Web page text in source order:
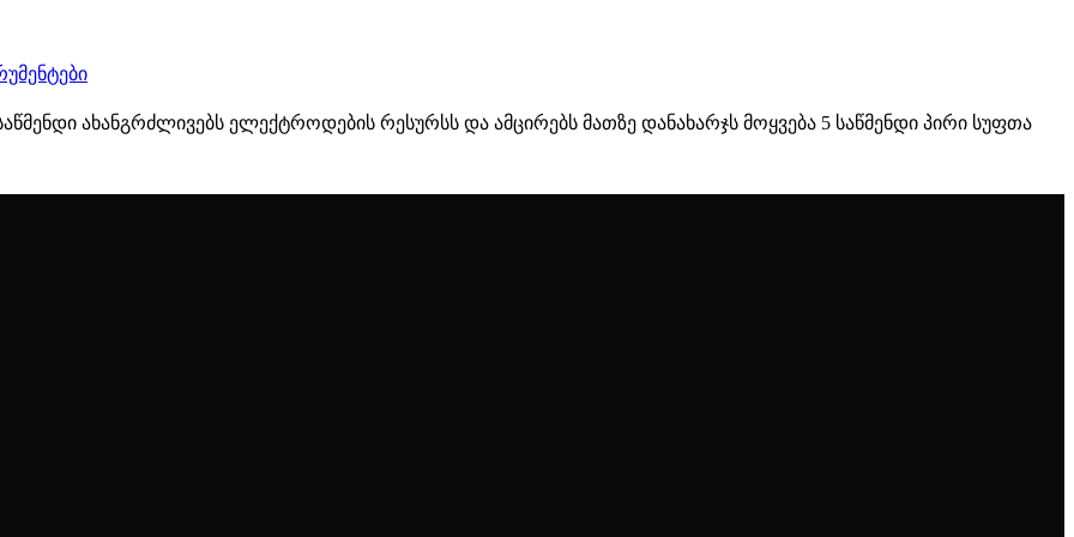
ახანგრძლივებს ელექტროდების რესურსს და ამცირებს მათზე დანახარჯს მოყვება 5 საწმენდი პირი სუფთა